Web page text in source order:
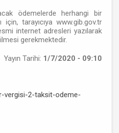
ödemelerde herhangi bir
tarayıcıya www.gib.gov.tr
internet adresleri yazılarak
gerekmektedir.
Yayın Tarihi: 1/7/2020 - 09:10
vergisi-2-taksit-odeme-